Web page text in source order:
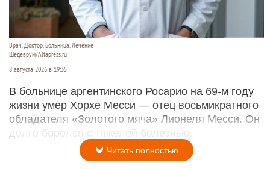
Врач. Доктор. Больница. Лечение
Шедеврум/Altapress.ru
8 августа 2026 в 19:35
В больнице аргентинского Росарио на 69-м году
жизни умер Хорхе Месси — отец восьмикратного
обладателя «Золотого мяча» Лионеля Месси. Он
долго боролся с тяжелой болезнью.
Читать полностью